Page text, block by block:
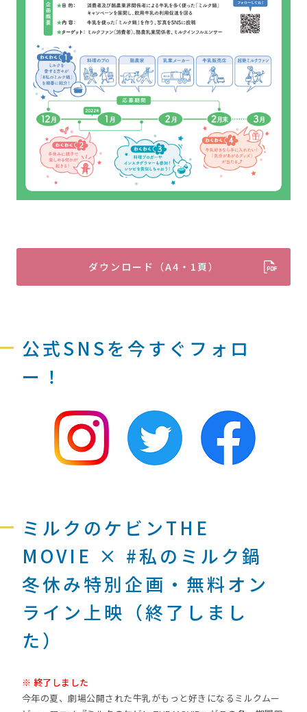
ダウンロード（A4・1頁）
公式SNSを今すぐフォロ
ー！
ミルクのケビンTHE
MOVIE × #私のミルク鍋
冬休み特別企画・無料オン
ライン上映（終了しまし
た）
※ 終了しました
今年の夏、劇場公開された牛乳がもっと好きになるミルクムー